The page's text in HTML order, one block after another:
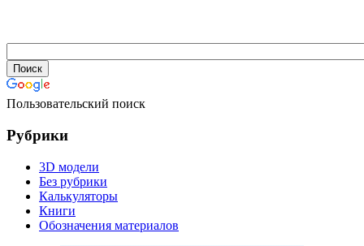
Пользовательский поиск
Рубрики
3D модели
Без рубрики
Калькуляторы
Книги
Обозначения материалов